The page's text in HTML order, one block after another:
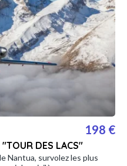
DES LACS"
198 €
Nantua, survolez les plus